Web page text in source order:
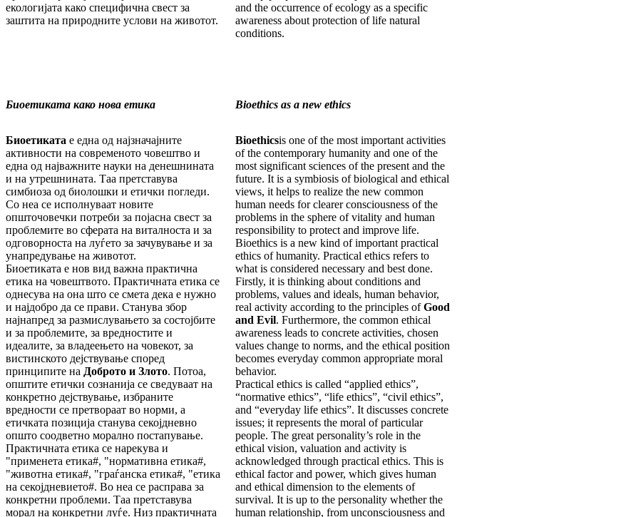
екологијата како специфична свест за
заштита на природните услови на животот.
and the occurrence of ecology as a specific
awareness about protection of life natural
conditions.
Биоетиката како нова етика Bioethics as a new ethics
Биоетиката е една од најзначајните
активности на современото човештво и
една од најважните науки на денешнината
и на утрешнината. Таа претставува
симбиоза од биолошки и етички погледи.
Со неа се исполнуваат новите
општочовечки потреби за појасна свест за
проблемите во сферата на виталноста и за
одговорноста на луѓето за зачувување и за
унапредување на животот.
Биоетиката е нов вид важна практична
етика на човештвото. Практичната етика се
однесува на она што се смета дека е нужно
и најдобро да се прави. Станува збор
најнапред за размислувањето за состојбите
и за проблемите, за вредностите и
идеалите, за владеењето на човекот, за
вистинското дејствување според
принципите на Доброто и Злото. Потоа,
општите етички сознанија се сведуваат на
конкретно дејствување, избраните
вредности се претвораат во норми, а
етичката позиција станува секојдневно
општо соодветно морално постапување.
Практичната етика се нарекува и
"применета етика#, "нормативна етика#,
"животна етика#, "граѓанска етика#, "етика
на секојдневието#. Во неа се расправа за
конкретни проблеми. Таа претставува
морал на конкретни луѓе. Низ практичната
Bioethicsis one of the most important activities
of the contemporary humanity and one of the
most significant sciences of the present and the
future. It is a symbiosis of biological and ethical
views, it helps to realize the new common
human needs for clearer consciousness of the
problems in the sphere of vitality and human
responsibility to protect and improve life.
Bioethics is a new kind of important practical
ethics of humanity. Practical ethics refers to
what is considered necessary and best done.
Firstly, it is thinking about conditions and
problems, values and ideals, human behavior,
real activity according to the principles ofGood
and Evil. Furthermore, the common ethical
awareness leads to concrete activities, chosen
values change to norms, and the ethical position
becomes everyday common appropriate moral
behavior.
Practical ethics is called “applied ethics”,
“normative ethics”, “life ethics”, “civil ethics”,
and “everyday life ethics”. It discusses concrete
issues; it represents the moral of particular
people. The great personality’s role in the
ethical vision, valuation and activity is
acknowledged through practical ethics. This is
ethical factor and power, which gives human
and ethical dimension to the elements of
survival. It is up to the personality whether the
human relationship, from unconsciousness and